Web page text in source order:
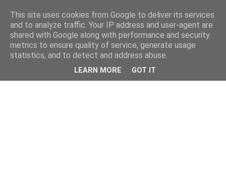
This site uses cookies from Google to deliver its services
and to analyze traffic. Your IP address and user-agent are
shared with Google along with performance and security
metrics to ensure quality of service, generate usage
statistics, and to detect and address abuse.
LEARN MORE GOT IT